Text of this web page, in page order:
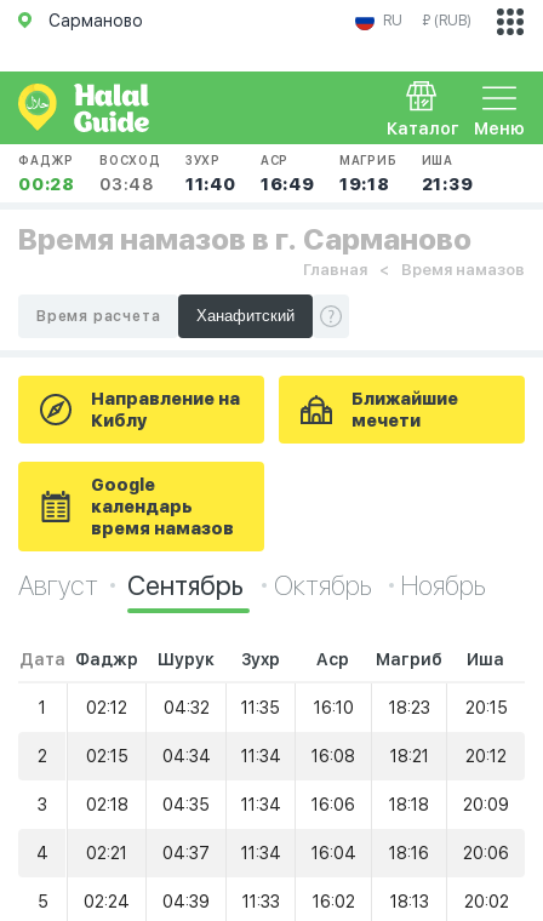
Сарманово RU ₽ (RUB)
Меню
Каталог
ФАДЖР
00:28
ВОСХОД
03:48
ЗУХР
11:40
АСР
16:49
МАГРИБ
19:18
ИША
21:39
Время намазов в г. Сарманово
Главная Время намазов
Время расчета
Направление на
Киблу
Ближайшие
мечети
Google
календарь
время намазов
Август Сентябрь Октябрь Ноябрь
Дата Фаджр Шурук Зухр Аср Магриб Иша
1 02:12 04:32 11:35 16:10 18:23 20:15
2 02:15 04:34 11:34 16:08 18:21 20:12
3 02:18 04:35 11:34 16:06 18:18 20:09
4 02:21 04:37 11:34 16:04 18:16 20:06
5 02:24 04:39 11:33 16:02 18:13 20:02